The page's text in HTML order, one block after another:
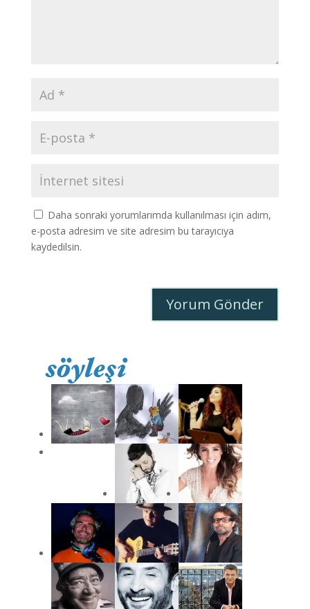
Daha sonraki yorumlarımda kullanılması için adım,
e-posta adresim ve site adresim bu tarayıcıya
kaydedilsin.